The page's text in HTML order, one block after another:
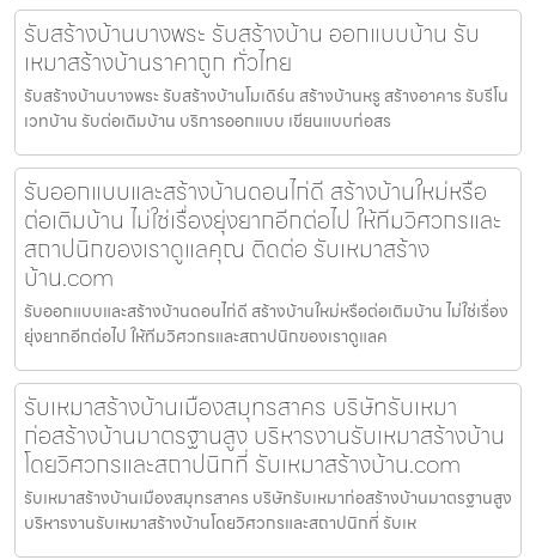
รับสร้างบ้านบางพระ รับสร้างบ้าน ออกแบบบ้าน รับ
เหมาสร้างบ้านราคาถูก ทั่วไทย
รับสร้างบ้านบางพระ รับสร้างบ้านโมเดิร์น สร้างบ้านหรู สร้างอาคาร รับรีโน
เวทบ้าน รับต่อเติมบ้าน บริการออกแบบ เขียนแบบก่อสร
รับออกแบบและสร้างบ้านดอนไก่ดี สร้างบ้านใหม่หรือ
ต่อเติมบ้าน ไม่ใช่เรื่องยุ่งยากอีกต่อไป ให้ทีมวิศวกรและ
สถาปนิกของเราดูแลคุณ ติดต่อ รับเหมาสร้าง
บ้าน.com
รับออกแบบและสร้างบ้านดอนไก่ดี สร้างบ้านใหม่หรือต่อเติมบ้าน ไม่ใช่เรื่อง
ยุ่งยากอีกต่อไป ให้ทีมวิศวกรและสถาปนิกของเราดูแลค
รับเหมาสร้างบ้านเมืองสมุทรสาคร บริษัทรับเหมา
ก่อสร้างบ้านมาตรฐานสูง บริหารงานรับเหมาสร้างบ้าน
โดยวิศวกรและสถาปนิกที่ รับเหมาสร้างบ้าน.com
รับเหมาสร้างบ้านเมืองสมุทรสาคร บริษัทรับเหมาก่อสร้างบ้านมาตรฐานสูง
บริหารงานรับเหมาสร้างบ้านโดยวิศวกรและสถาปนิกที่ รับเห